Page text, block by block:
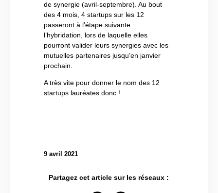
de synergie (avril-septembre). Au bout
des 4 mois, 4 startups sur les 12
passeront à l’étape suivante :
l’hybridation, lors de laquelle elles
pourront valider leurs synergies avec les
mutuelles partenaires jusqu’en janvier
prochain.
A très vite pour donner le nom des 12
startups lauréates donc !
9 avril 2021
Partagez cet article sur les réseaux :